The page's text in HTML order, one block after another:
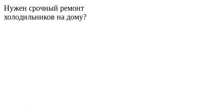
Нужен срочный ремонт
холодильников на дому?